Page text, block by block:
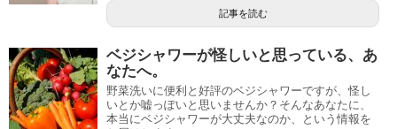
記事を読む
ベジシャワーが怪しいと思っている、あ
なたへ。
野菜洗いに便利と好評のベジシャワーですが、怪し
いとか嘘っぽいと思いませんか？そんなあなたに、
本当にベジシャワーが大丈夫なのか、という情報を